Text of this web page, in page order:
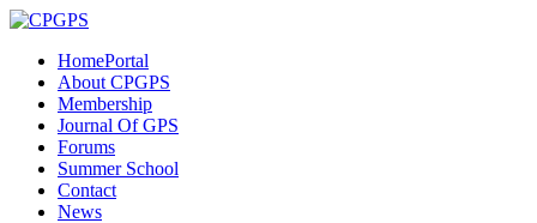
HomePortal
About CPGPS
Membership
Journal Of GPS
Forums
Summer School
Contact
News